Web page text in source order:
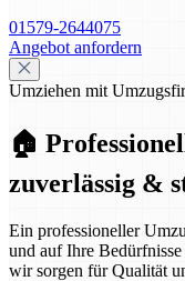
01579-2644075
Angebot anfordern
Umziehen mit
🏠
zuverlässig &
Ein professioneller
und auf Ihre
wir sorgen für Qualität